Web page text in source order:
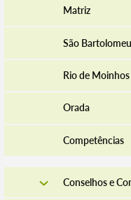
Matriz
São Bartolomeu
Rio de Moinhos
Orada
Competências
Conselhos e